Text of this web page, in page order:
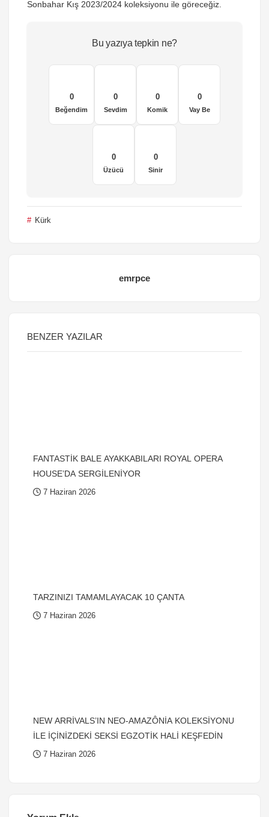
Sonbahar Kış 2023/2024 koleksiyonu ile göreceğiz.
Bu yazıya tepkin ne?
0
Beğendim
0
Sevdim
0
Komik
0
Vay Be
0
Üzücü
0
Sinir
Kürk
emrpce
BENZER YAZILAR
FANTASTİK BALE AYAKKABILARI ROYAL OPERA
HOUSE’DA SERGİLENİYOR
7 Haziran 2026
TARZINIZI TAMAMLAYACAK 10 ÇANTA
7 Haziran 2026
NEW ARRİVALS’IN NEO-AMAZÔNİA KOLEKSİYONU
İLE İÇİNİZDEKİ SEKSİ EGZOTİK HALİ KEŞFEDİN
7 Haziran 2026